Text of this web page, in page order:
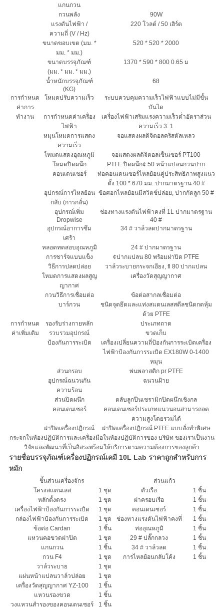
แกนกวน
กวนพลัง
90W
แรงดันไฟฟ้า /
ความถี่ (V / Hz)
220 โวลต์ / 50 เฮิร์ต
ขนาดขอบเขต (มม. *
มม. * มม.)
520 * 520 * 2000
ขนาดบรรจุภัณฑ์
(มม. * มม. * มม.)
1370 * 590 * 800 0.65 ม
น้ำหนักบรรจุภัณฑ์
(KG)
68
การกำหนด
ค่าการ
ทำงาน
โหมดปรับความเร็ว
ระบบควบคุมความเร็วไฟฟ้าแบบไม่มีขั้น
บันได
การกำหนดค่าเครื่อง
ไฟฟ้า
เครื่องไฟฟ้าเสริมแรงความเร็วต่ำอัตราส่วน
ความเร็ว 3: 1
หมุนโหมดการแสดง
ความเร็ว
จอแสดงผลดิจิตอลคริสตัลเหลว
โหมดแสดงอุณหภูมิ
จอแสดงผลดิจิตอลเซ็นเซอร์ PT100
โหมดปิดผนึก
PTFE ปิดผนึก¢ 50 หน้าแปลนกวนปาก
คอนเดนเซอร์
ท่อคอนเดนเซอร์ไหลย้อนคู่ประสิทธิภาพสูงแนว
ตั้ง 100 * 670 มม. ปากมาตรฐาน 40 #
อุปกรณ์การไหลย้อน
กลับ (การกลั่น)
ข้อศอกไหลย้อนมีสวิตช์ปล่อย, ปากกัดลูก 50 #
อุปกรณ์เพิ่ม
Dropwise
ช่องทางแรงดันไฟฟ้าคงที่ 1L ปากมาตรฐาน
40 #
อุปกรณ์อาการซึม
เศร้า
34 # วาล์วลดปากมาตรฐาน
หลอดทดสอบอุณหภูมิ
24 # ปากมาตรฐาน
การชาร์จแบบแข็ง
¢ปากแปลน 80 พร้อมฝาปิด PTFE
วิธีการปลดปล่อย
วาล์วระบายกระจกเอียง, fl 80 ปากแปลน
โหมดการแสดงผลสูญ
ญากาศ
เครื่องวัดสุญญากาศ
กวนวิธีการเชื่อมต่อ
ข้อต่อสากลเชื่อมต่อ
บาร์กวน
ชนิดจุดยึดและแท่งสแตนเลสสตีลชนิดกดหุ้ม
ด้วย PTFE
การกำหนด
ค่าเพิ่มเติม
รองรับร่างกายหลัก
ประเภทถาด
รวบรวมอุปกรณ์
ขวดเก็บ
ป้องกันการระเบิด
เครื่องเปลี่ยนความถี่ป้องกันการระเบิดเครื่อง
ไฟฟ้าป้องกันการระเบิด EX180W 0-1400
หมุน
ส่วนกรอบ
พ่นพลาสติก pr PTFE
อุปกรณ์ฉนวนกัน
ความร้อน
ฉนวนฝ้าย
ส่วนปิดผนึก
ตลับลูกปืนเซรามิกปิดผนึกเชิงกล
คอนเดนเซอร์
คอนเดนเซอร์ประเภทแนวนอนสามารถลด
ความสูงโดยรวมได้
ฝาปิดเครื่องปฏิกรณ์
ฝาปิดเครื่องปฏิกรณ์ PTFE แบบสั่งทำพิเศษ
กระจกในห้องปฏิบัติการและเครื่องมือในห้องปฏิบัติการของ บริษัท ของเราเป็นงาน
วิจัยและพัฒนาที่เป็นอิสระพร้อมให้บริการตามความต้องการของลูกค้า
รายชื่อบรรจุภัณฑ์เครื่องปฏิกรณ์เคมี 10L Lab ราคาถูกสำหรับการ
หมัก
ชิ้นส่วนเครื่องจักร
ส่วนแก้ว
โครงสแตนเลส
1 ชุด ตัวเรือ
1 ชิ้น
หลักตั้งตรง
1 ชุด ฝาครอบเรือ
1 ชิ้น
เครื่องไฟฟ้าป้องกันการระเบิด
1 ชุด คอนเดนเซอร์
1 ชิ้น
กล่องไฟฟ้าป้องกันการระเบิด
1 ชุด ช่องทางแรงดันไฟฟ้าคงที่
1 ชิ้น
ข้อต่อ Cardan
1 ชิ้น ท่ออุณหภูมิ
1 ชิ้น
แหวนคอขวดฝาปิด
1 ชุด 29 # ปลั๊กกลวง
1 ชิ้น
แกนกวน
1 ชิ้น 34 # วาล์วลด
1 ชิ้น
กวน F4
1 ชุด การไหลย้อนกลับโค้ง
1 ชิ้น
วาล์วระบาย
1 ชุด
แผ่นหน้าแปลนวาล์วปล่อย
1 ชุด
เครื่องวัดสุญญากาศ YZ-100
1 ชิ้น
แหวนรองขวด
1 ชิ้น
วงแหวนสำรองของคอนเดนเซอร์
1 ชิ้น